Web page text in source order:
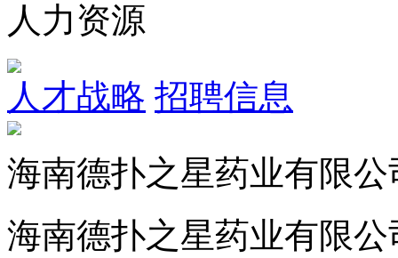
人力资源
人才战略 招聘信息
海南德扑之星药业有限公
海南德扑之星药业有限公